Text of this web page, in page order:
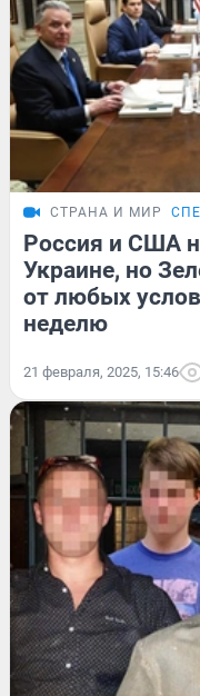
СТРАНА И МИР
Россия и США
Украине, но
от любых
неделю
21 февраля, 2025, 15:46